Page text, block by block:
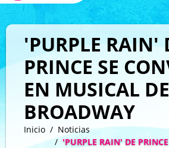
'PURPLE RAIN'
PRINCE SE
EN MUSICAL DE
BROADWAY
Inicio
Noticias
'PURPLE RAIN' DE